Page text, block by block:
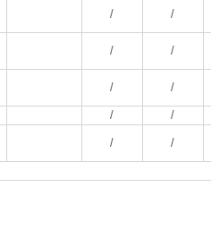
/ /
/ /
/ /
/
/
/ /